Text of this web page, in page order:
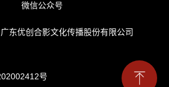
微信公众号
东优创合影文化传播股份有限公司
号